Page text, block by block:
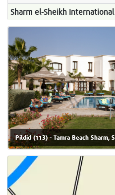
Sharm el-Sheikh
Pildid (113) - Tamra Beach Sharm,